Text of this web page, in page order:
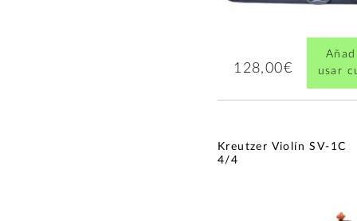
128,00€
usar
Kreutzer Violín SV-1C
4/4